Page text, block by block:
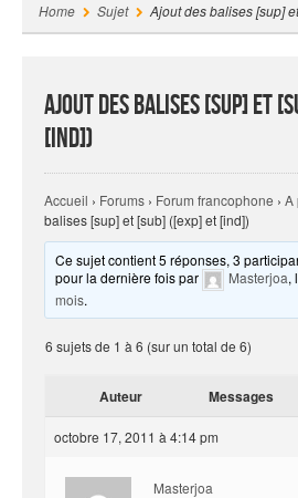
Home
Sujet Ajout des balises [sup]
Ajout des balises [sup] et
[ind])
Accueil › Forums › Forum francophone › A
balises [sup] et [sub] ([exp] et [ind])
Ce sujet contient 5 réponses, 3
pour la dernière fois par
Masterjoa,
mois.
6 sujets de 1 à 6 (sur un total de 6)
Auteur Messages
octobre 17, 2011 à 4:14 pm
Masterjoa